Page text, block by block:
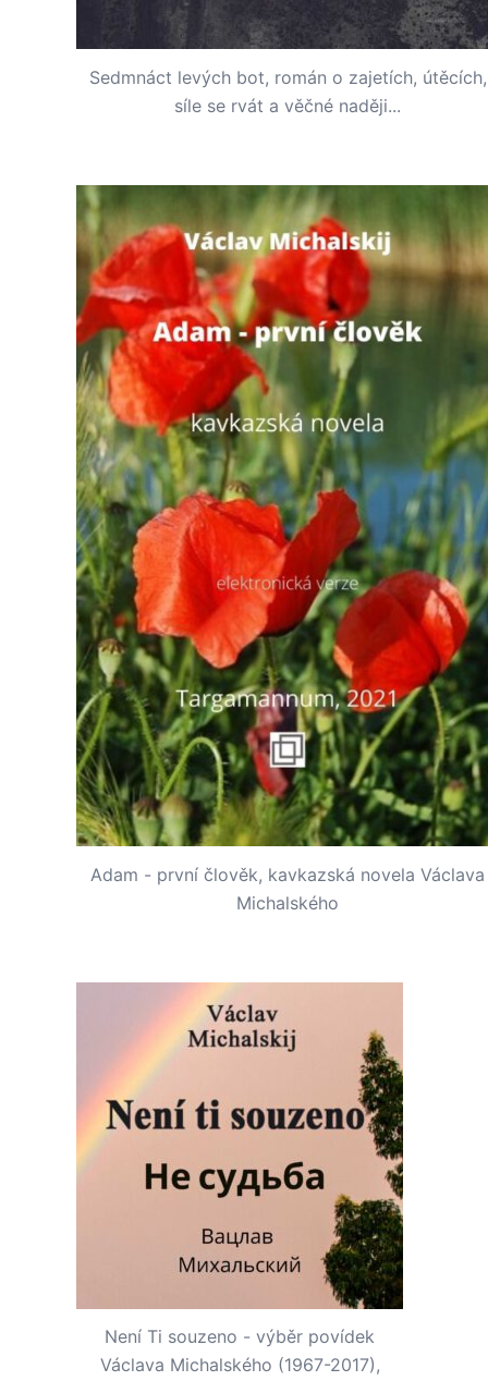
Sedmnáct levých bot, román o zajetích, útěcích,
síle se rvát a věčné naději...
Adam - první člověk, kavkazská novela Václava
Michalského
Není Ti souzeno - výběr povídek
Václava Michalského (1967-2017),